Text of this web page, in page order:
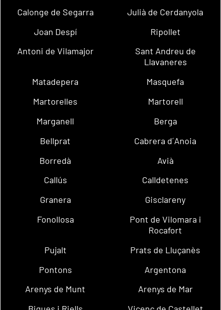
Calonge de Segarra
Julià de Cerdanyola
Joan Despí
Ripollet
Antoni de Vilamajor
Sant Andreu de
Llavaneres
Matadepera
Masquefa
Martorelles
Martorell
Marganell
Berga
Bellprat
Cabrera d´Anoia
Borredà
Avià
Callús
Calldetenes
Granera
Gisclareny
Fonollosa
Pont de Vilomara i
Rocafort
Pujalt
Prats de Lluçanès
Pontons
Argentona
Arenys de Munt
Arenys de Mar